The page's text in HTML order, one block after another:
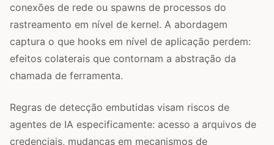
conexões de rede ou spawns de processos do
rastreamento em nível de kernel. A abordagem
captura o que hooks em nível de aplicação perdem:
efeitos colaterais que contornam a abstração da
chamada de ferramenta.
Regras de detecção embutidas visam riscos de
agentes de IA especificamente: acesso a arquivos de
credenciais, mudanças em mecanismos de